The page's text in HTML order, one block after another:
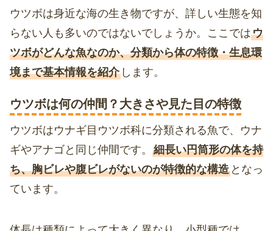
ウツボは身近な海の生き物ですが、詳しい生態を知
らない人も多いのではないでしょうか。ここではウ
ツボがどんな魚なのか、分類から体の特徴・生息環
境まで基本情報を紹介 します。
ウツボは何の仲間？大きさや見た目の特徴
ウツボはウナギ目ウツボ科に分類される魚で、ウナ
ギやアナゴと同じ仲間です。 細長い円筒形の体を持
ち、胸ビレや腹ビレがないのが特徴的な構造 となっ
ています。